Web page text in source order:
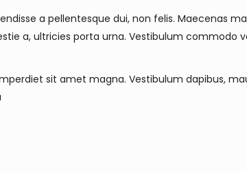
a pellentesque dui, non felis. Maecenas
a, ultricies porta urna. Vestibulum commodo
sit amet magna. Vestibulum dapibus,